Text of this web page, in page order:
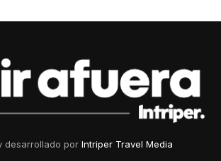
desarrollado por Intriper Travel Media